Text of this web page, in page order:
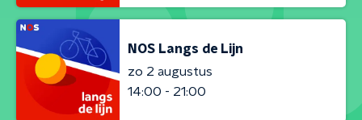
NOS Langs de Lijn
zo 2 augustus
14:00 - 21:00